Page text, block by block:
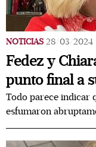
NOTICIAS 28/03/2024
Fedez y
punto final a
Todo parece indicar
esfumaron